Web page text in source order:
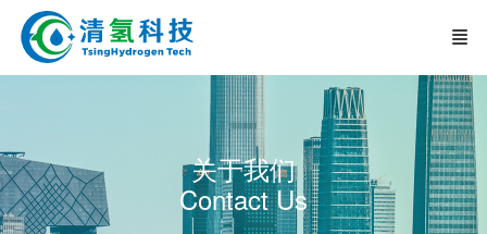
关于我们
Contact Us